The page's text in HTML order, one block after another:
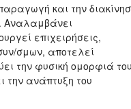
και την
Αναλαμβάνει
επιχειρήσεις,
σμων, αποτελεί
την φυσική ομορφιά του
την ανάπτυξη του